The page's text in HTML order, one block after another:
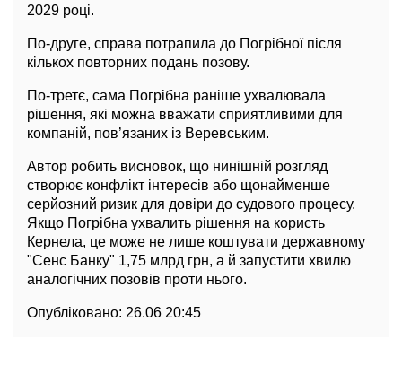
2029 році.
По-друге, справа потрапила до Погрібної після
кількох повторних подань позову.
По-третє, сама Погрібна раніше ухвалювала
рішення, які можна вважати сприятливими для
компаній, пов’язаних із Веревським.
Автор робить висновок, що нинішній розгляд
створює конфлікт інтересів або щонайменше
серйозний ризик для довіри до судового процесу.
Якщо Погрібна ухвалить рішення на користь
Кернела, це може не лише коштувати державному
"Сенс Банку" 1,75 млрд грн, а й запустити хвилю
аналогічних позовів проти нього.
Опубліковано: 26.06 20:45